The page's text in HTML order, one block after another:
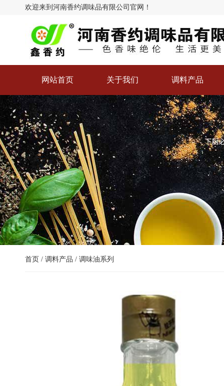
欢迎来到河南香约调味品有限公司官网！
限公司
网站首页 关于我们 调料产品
首页 / 调料产品 / 调味油系列